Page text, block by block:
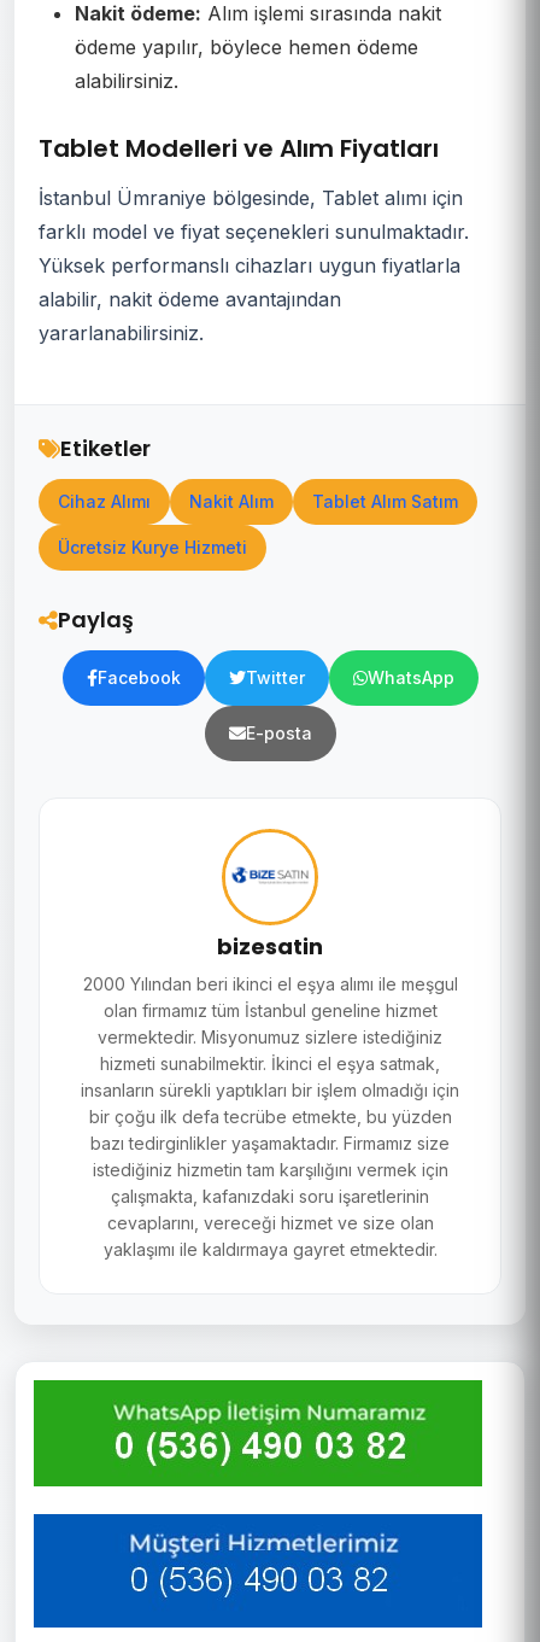
Nakit ödeme: Alım işlemi sırasında nakit
ödeme yapılır, böylece hemen ödeme
alabilirsiniz.
Tablet Modelleri ve Alım Fiyatları
İstanbul Ümraniye bölgesinde, Tablet alımı için
farklı model ve fiyat seçenekleri sunulmaktadır.
Yüksek performanslı cihazları uygun fiyatlarla
alabilir, nakit ödeme avantajından
yararlanabilirsiniz.
Etiketler
Cihaz Alımı Nakit Alım Tablet Alım Satım
Ücretsiz Kurye Hizmeti
Paylaş
Facebook Twitter WhatsApp
E-posta
bizesatin
2000 Yılından beri ikinci el eşya alımı ile meşgul
olan firmamız tüm İstanbul geneline hizmet
vermektedir. Misyonumuz sizlere istediğiniz
hizmeti sunabilmektir. İkinci el eşya satmak,
insanların sürekli yaptıkları bir işlem olmadığı için
bir çoğu ilk defa tecrübe etmekte, bu yüzden
bazı tedirginlikler yaşamaktadır. Firmamız size
istediğiniz hizmetin tam karşılığını vermek için
çalışmakta, kafanızdaki soru işaretlerinin
cevaplarını, vereceği hizmet ve size olan
yaklaşımı ile kaldırmaya gayret etmektedir.